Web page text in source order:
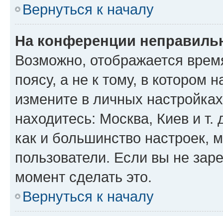
Вернуться к началу
На конференции
Возможно, отображается
поясу, а не к тому, в котором
измените в личных
находитесь: Москва, Киев и т.
как и большинство настроек,
пользователи. Если вы не
момент сделать это.
Вернуться к началу